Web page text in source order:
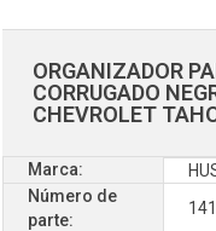
ORGANIZADOR
CORRUGADO
CHEVROLET
Marca:
Número de
parte: